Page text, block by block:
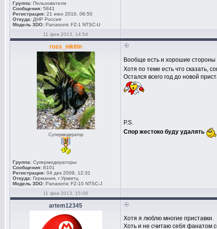
Группа: Пользователи
Сообщения: 5841
Регистрация: 21 июн 2010, 06:50
Откуда: ДНР Россия
Модель 3DO: Panasonic FZ-1 NTSC-U
11 фев 2013, 14:54
ross_nikitin
Супермодератор
Группа: Супермодераторы
Сообщения: 8101
Регистрация: 04 дек 2009, 12:31
Откуда: Германия, г.Урмитц
Модель 3DO: Panasonic FZ-10 NTSC-J
Вообще есть и хорошие
Хотя по теме есть что сказать,
Остался всего год до новой
P.S.
Спор жестоко буду удалять
11 фев 2013, 15:06
artem12345
Хотя я люблю многие приставки.
Хоть и не считаю себя фанатом